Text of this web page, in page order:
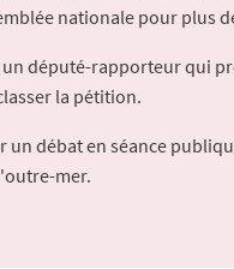
nationale pour plus
député-rapporteur qui
la pétition.
débat en séance
mer.